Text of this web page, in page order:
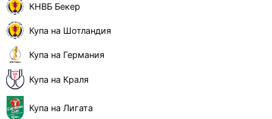
КНВБ Бекер
Купа на Шотландия
Купа на Германия
Купа на Краля
Купа на Лигата